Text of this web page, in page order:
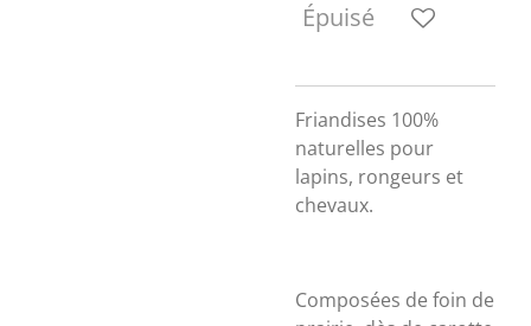
Épuisé
Friandises 100%
naturelles pour
lapins, rongeurs et
chevaux.
Composées de foin de